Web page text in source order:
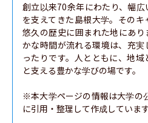
創立以来70余年にわたり、幅
を支えてきた島根大学。その
悠久の歴史に囲まれた地にあ
かな時間が流れる環境は、充
ったりです。人とともに、地
と支える豊かな学びの場です。
※本大学ページの情報は大学の
に引用・整理して作成しています